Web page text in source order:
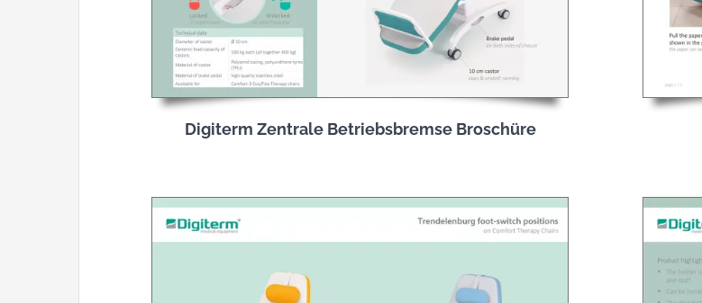
Digiterm Zentrale Betriebsbremse Broschüre